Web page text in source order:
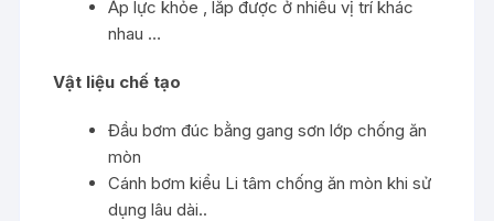
Áp lực khỏe , lắp được ở nhiều vị trí khác
nhau …
Vật liệu chế tạo
Đầu bơm đúc bằng gang sơn lớp chống ăn
mòn
Cánh bơm kiểu Li tâm chống ăn mòn khi sử
dụng lâu dài..